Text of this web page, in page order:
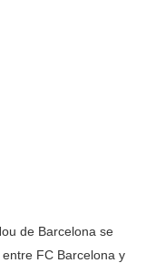
de Barcelona se
FC Barcelona y